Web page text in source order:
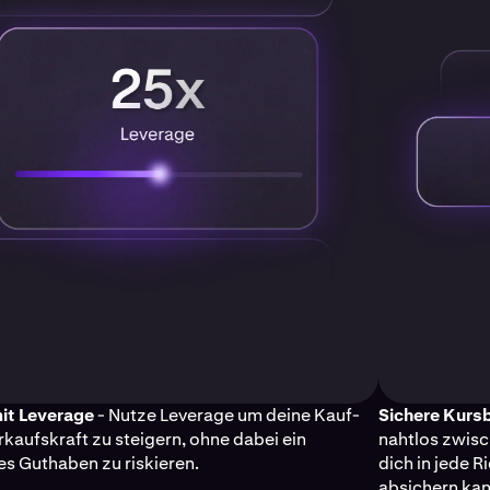
Leverage- Nutze Leverage um deine Kauf-
zu steigern, ohne dabei ein
Guthaben zu riskieren.
Sichere
nahtlos
dich in jede